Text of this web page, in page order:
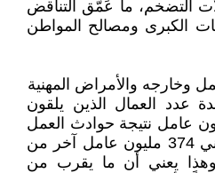
التضخم، ما عَمّق التناقض
الكبرى ومصالح المواطن
وخارجه والأمراض المهنية
عدد العمال الذين يلقون
بنحو 2,78 مليون عامل نتيجة حوادث العمل
والأمراض المهنية، بينما يُعاني 374 مليون عامل آخر من
يعني أن ما يقرب من